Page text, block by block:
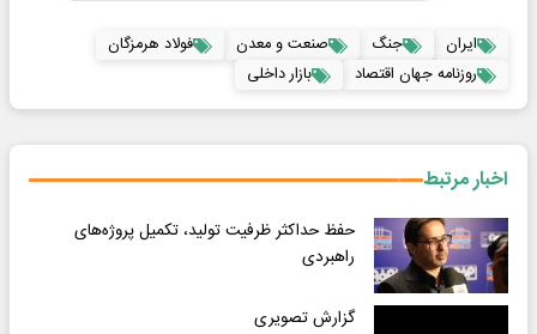
ایران جنگ صنعت و معدن
فولاد هرمزگان
روزنامه جهان اقتصاد
بازار داخلی
اخبار مرتبط
حفظ حداکثر ظرفیت تولید، تکمیل پروژه‌های
راهبردی
گزارش تصویری